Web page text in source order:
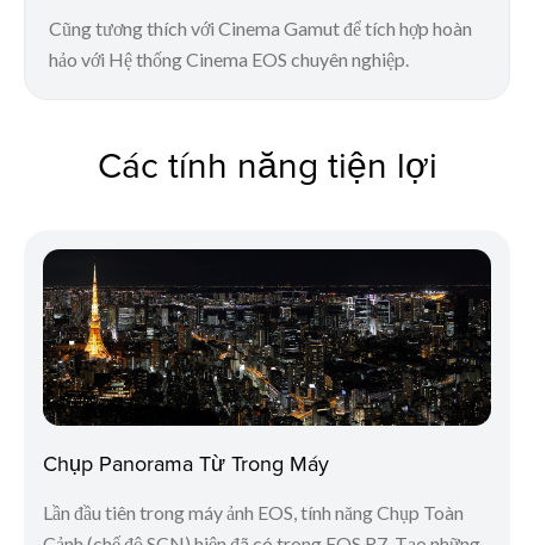
Cũng tương thích với Cinema Gamut để tích hợp hoàn
hảo với Hệ thống Cinema EOS chuyên nghiệp.
Các tính năng tiện lợi
Chụp Panorama Từ Trong Máy
Lần đầu tiên trong máy ảnh EOS, tính năng Chụp Toàn